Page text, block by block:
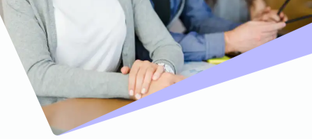
Wohnungsschutzbrief
Zur
Produktübersicht
Gewässerschadenhaftpflicht
Produktübersicht
Zur
Produktübersicht
Reisehaftpflichtversicherung
Reiserücktrittsversicherung
Produktübersicht
Zur
Produktübersicht
Zur
Produktübersicht
Zur
Produktübersicht
Montageversicherung
Zur
Produktübersicht
Gruppenunfall für
Betriebe
Vereine
Kunstversicherung
Ausstellungsversicherung
Valorenversicherung
Oldtimersammlungsversicherung